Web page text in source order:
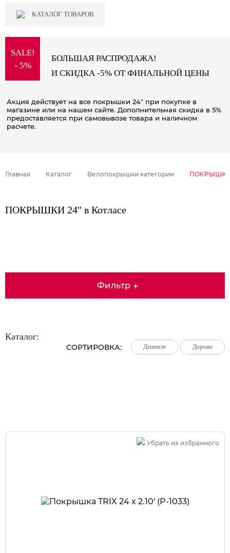
КАТАЛОГ ТОВАРОВ
SALE!
- 5%
БОЛЬШАЯ РАСПРОДАЖА!
И СКИДКА -5% ОТ ФИНАЛЬНОЙ ЦЕНЫ
Акция действует на все покрышки 24" при покупке в
магазине или на нашем сайте. Дополнительная скидка в 5%
предоставляется при самовывозе товара и наличном
расчете.
Главная Каталог Велопокрышки категории ПОКРЫШКИ
ПОКРЫШКИ 24" в Котласе
Фильтр +
Каталог:
СОРТИРОВКА: Дешевле
Дешевле
Дешевле Дороже
Дороже
Дороже
Убрать из избранного